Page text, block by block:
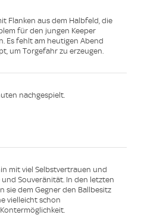
Flanken aus dem Halbfeld, die
für den jungen Keeper
Es fehlt am heutigen Abend
um Torgefahr zu erzeugen.
nachgespielt.
mit viel Selbstvertrauen und
Souveränität. In den letzten
sie dem Gegner den Ballbesitz
vielleicht schon